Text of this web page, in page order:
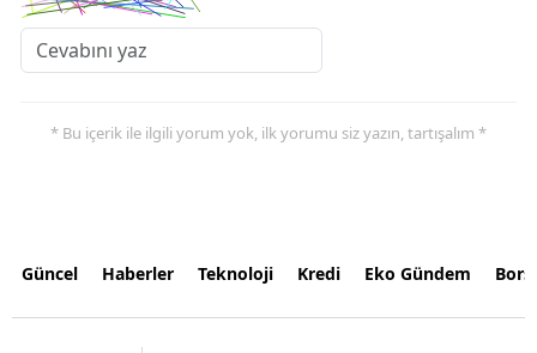
* Bu içerik ile ilgili yorum yok, ilk yorumu siz yazın, tartışalım *
Güncel Haberler Teknoloji Kredi Eko Gündem